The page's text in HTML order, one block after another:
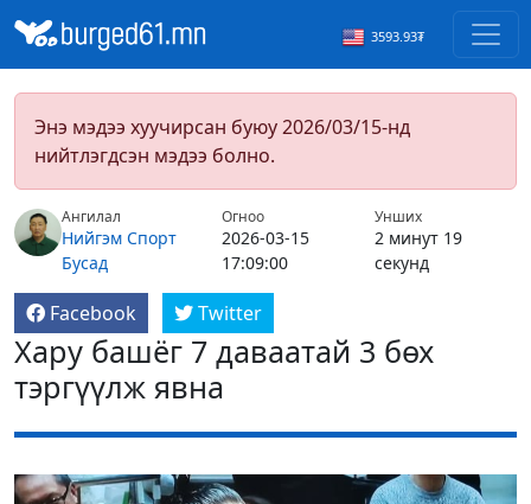
3593.93₮
Энэ мэдээ хуучирсан буюу 2026/03/15-нд
нийтлэгдсэн мэдээ болно.
Ангилал
Нийгэм Спорт
Бусад
Огноо
2026-03-15
17:09:00
Унших
2 минут 19
секунд
Facebook Twitter
Хару башёг 7 даваатай 3 бөх
тэргүүлж явна